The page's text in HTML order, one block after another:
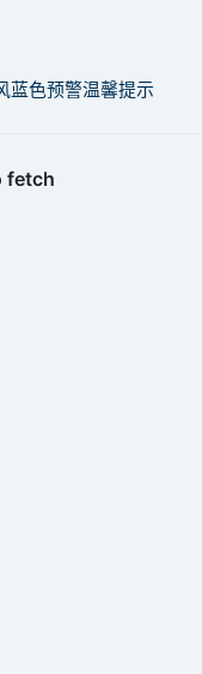
蓝色预警温馨提示